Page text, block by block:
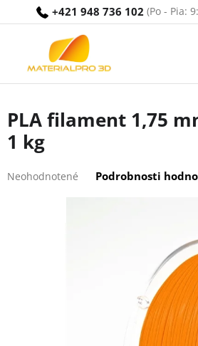
+421 948 736 102
PLA filament 1,75
1 kg
hodnotenie
Neohodnotené Podrobnosti